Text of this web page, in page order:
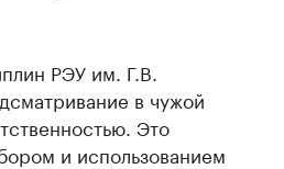
РЭУ им. Г.В.
в чужой
Это
и использованием